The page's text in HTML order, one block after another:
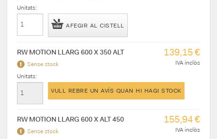
Unitats:
AFEGIR AL CISTELL
RW MOTION LLARG 600 X 350 ALT
Sense stock
139,15 €
IVA inclòs
Unitats:
VULL REBRE UN AVÍS QUAN HI HAGI STOCK
RW MOTION LLARG 600 X ALT 450
Sense stock
155,94 €
IVA inclòs